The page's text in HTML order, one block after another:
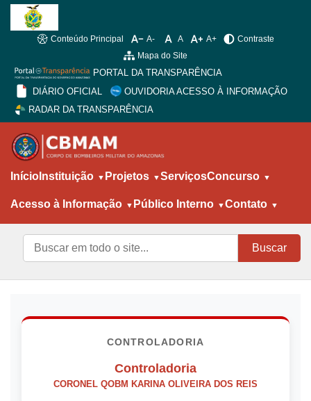
Conteúdo Principal A- A A+
Contraste
Mapa do Site
PORTAL DA TRANSPARÊNCIA
DIÁRIO OFICIAL
OUVIDORIA ACESSO À INFORMAÇÃO
RADAR DA TRANSPARÊNCIA
Início Instituição Projetos ServiçosConcurso
Acesso à Informação Público Interno Contato
Buscar
CONTROLADORIA
Controladoria
CORONEL QOBM KARINA OLIVEIRA DOS REIS